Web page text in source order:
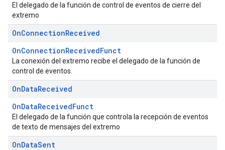
El delegado de la función de control de eventos de cierre del
extremo
OnConnectionReceived
OnConnectionReceivedFunct
La conexión del extremo recibe el delegado de la función de
control de eventos.
OnDataReceived
OnDataReceivedFunct
El delegado de la función que controla la recepción de eventos
de texto de mensajes del extremo
OnDataSent